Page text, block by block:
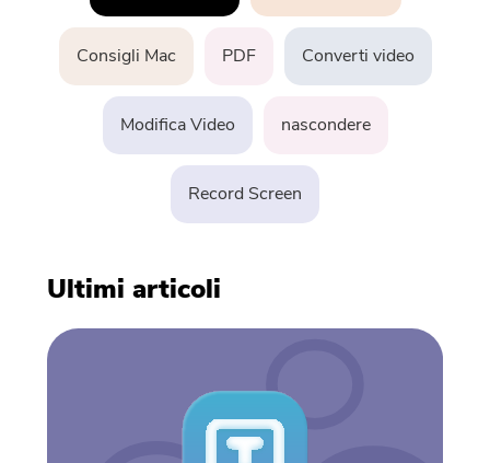
Compressore di PDF
Online
Video Converter gratuito
Video Editor gratuito
Compressore di Foto gratuito
Consigli Mac PDF Converti video
Modifica Video nascondere
Record Screen
Ultimi articoli